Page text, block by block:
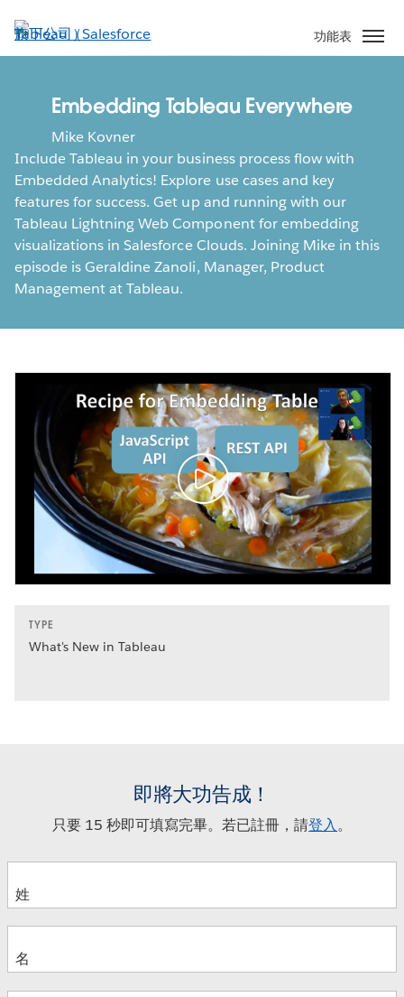
至
主
功能表
Embedding Tableau Everywhere
Mike Kovner
Include Tableau in your business process flow with
Embedded Analytics! Explore use cases and key
features for success. Get up and running with our
Tableau Lightning Web Component for embedding
visualizations in Salesforce Clouds. Joining Mike in this
episode is Geraldine Zanoli, Manager, Product
Management at Tableau.
TYPE
What's New in Tableau
即將大功告成！
只要 15 秒即可填寫完畢。若已註冊，請登入。